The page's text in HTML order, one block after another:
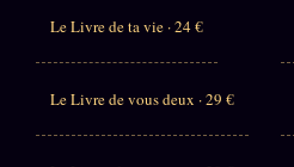
Le Livre de ta vie · 24 €
Le Livre de vous deux · 29 €